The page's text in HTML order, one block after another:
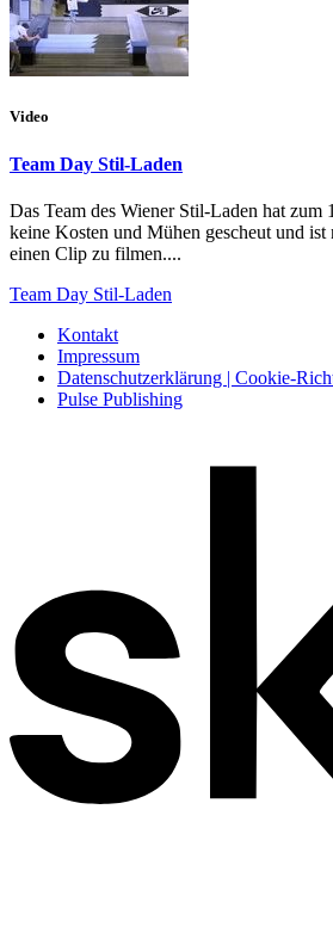
Video
Team Day Stil-Laden
Das Team des Wiener Stil-Laden hat zum
keine Kosten und Mühen gescheut und
einen Clip zu filmen....
Team Day Stil-Laden
Kontakt
Impressum
Datenschutzerklärung | Cookie-
Pulse Publishing